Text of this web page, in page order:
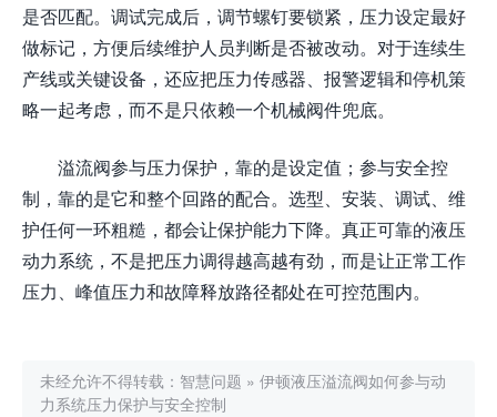
是否匹配。调试完成后，调节螺钉要锁紧，压力设定最好
做标记，方便后续维护人员判断是否被改动。对于连续生
产线或关键设备，还应把压力传感器、报警逻辑和停机策
略一起考虑，而不是只依赖一个机械阀件兜底。
溢流阀参与压力保护，靠的是设定值；参与安全控
制，靠的是它和整个回路的配合。选型、安装、调试、维
护任何一环粗糙，都会让保护能力下降。真正可靠的液压
动力系统，不是把压力调得越高越有劲，而是让正常工作
压力、峰值压力和故障释放路径都处在可控范围内。
未经允许不得转载： 智慧问题 » 伊顿液压溢流阀如何参与动
力系统压力保护与安全控制